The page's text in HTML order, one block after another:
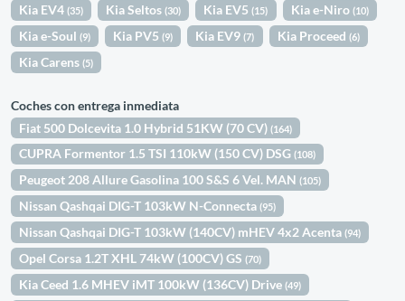
Kia EV4(35) Kia Seltos(30) Kia EV5(15) Kia e-Niro (10)
Kia e-Soul(9) Kia PV5(9) Kia EV9(7) Kia Proceed (6)
Kia Carens(5)
Coches con entrega inmediata
Fiat 500 Dolcevita 1.0 Hybrid 51KW (70 CV)(164)
CUPRA Formentor 1.5 TSI 110kW (150 CV) DSG(108)
Peugeot 208 Allure Gasolina 100 S&S 6 Vel. MAN(105)
Nissan Qashqai DIG-T 103kW N-Connecta(95)
Nissan Qashqai DIG-T 103kW (140CV) mHEV 4x2 Acenta(94)
Opel Corsa 1.2T XHL 74kW (100CV) GS(70)
Kia Ceed 1.6 MHEV iMT 100kW (136CV) Drive(49)